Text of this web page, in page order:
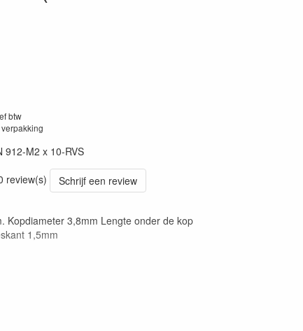
btw
912-M2 x 10-RVS
review(s)
Schrijf een review
Kopdiameter 3,8mm Lengte onder de kop
1,5mm